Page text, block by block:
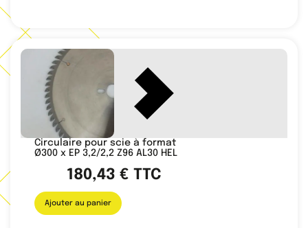
Circulaire pour scie à format
Ø300 x EP 3,2/2,2 Z96 AL30 HEL
180,43€ TTC
Ajouter au panier